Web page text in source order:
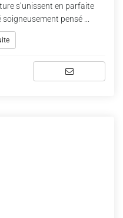
s’unissent en parfaite
pensé ...